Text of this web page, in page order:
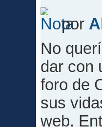
por
No
dar con
foro de
sus
web.